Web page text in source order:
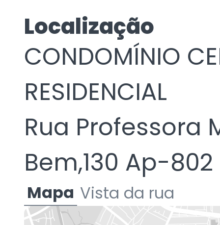
Localização
CONDOMÍNIO
RESIDENCIAL
Rua Professora
Bem,130 Ap-802